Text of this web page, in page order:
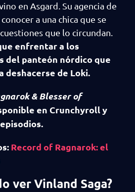
en Asgard. Su agencia de
a una chica que se
que lo circundan.
enfrentar a los
del panteón nórdico que
deshacerse de Loki.
& Blesser of
en Crunchyroll y
Record of Ragnarok: el
ver Vinland Saga?